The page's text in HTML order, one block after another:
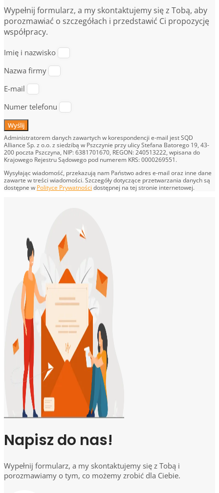
Wypełnij formularz, a my skontaktujemy się z Tobą, aby
porozmawiać o szczegółach i przedstawić Ci propozycję
współpracy.
Imię i nazwisko
Nazwa firmy
E-mail
Numer telefonu
Wyślij
Administratorem danych zawartych w korespondencji e-mail jest SQD
Alliance Sp. z o.o. z siedzibą w Pszczynie przy ulicy Stefana Batorego 19, 43-
200 poczta Pszczyna, NIP: 6381701670, REGON: 240513222, wpisana do
Krajowego Rejestru Sądowego pod numerem KRS: 0000269551.
Wysyłając wiadomość, przekazują nam Państwo adres e-mail oraz inne dane
zawarte w treści wiadomości. Szczegóły dotyczące przetwarzania danych są
dostępne w Polityce Prywatności dostępnej na tej stronie internetowej.
Napisz do nas!
Wypełnij formularz, a my skontaktujemy się z Tobą i
porozmawiamy o tym, co możemy zrobić dla Ciebie.